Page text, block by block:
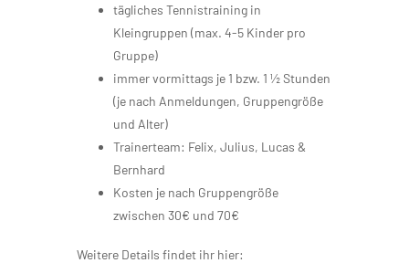
tägliches Tennistraining in
Kleingruppen (max. 4-5 Kinder pro
Gruppe)
immer vormittags je 1 bzw. 1 ½ Stunden
(je nach Anmeldungen, Gruppengröße
und Alter)
Trainerteam: Felix, Julius, Lucas &
Bernhard
Kosten je nach Gruppengröße
zwischen 30€ und 70€
Weitere Details findet ihr hier: